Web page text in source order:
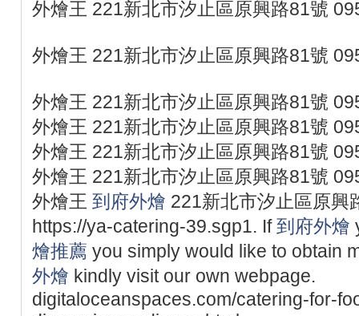
外燴王 221新北市汐止區原興路81號
外燴王 221新北市汐止區原興路81號
外燴王 221新北市汐止區原興路81號
外燴王 221新北市汐止區原興路81號
外燴王 221新北市汐止區原興路81號
外燴王 221新北市汐止區原興路81號
外燴王 到府外燴 221新北市汐止區原興
https://ya-catering-39.sgp1. If到府外燴
燴推薦 you simply would like to obtain
外燴 kindly visit our own webpage.
digitaloceanspaces.com/catering-for-